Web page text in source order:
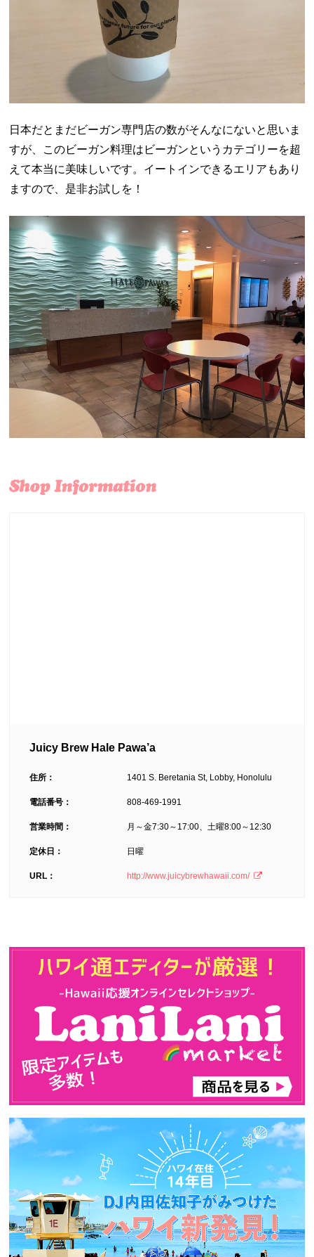
日本だとまだビーガン専門店の数がそんなにないと思いま
すが、このビーガン料理はビーガンというカテゴリーを超
えて本当に美味しいです。イートインできるエリアもあり
ますので、是非お試しを！
Juicy Brew Hale Pawa’a
住所： 1401 S. Beretania St, Lobby, Honolulu
電話番号： 808-469-1991
営業時間： 月～金7:30～17:00、土曜8:00～12:30
定休日： 日曜
URL： http://www.juicybrewhawaii.com/